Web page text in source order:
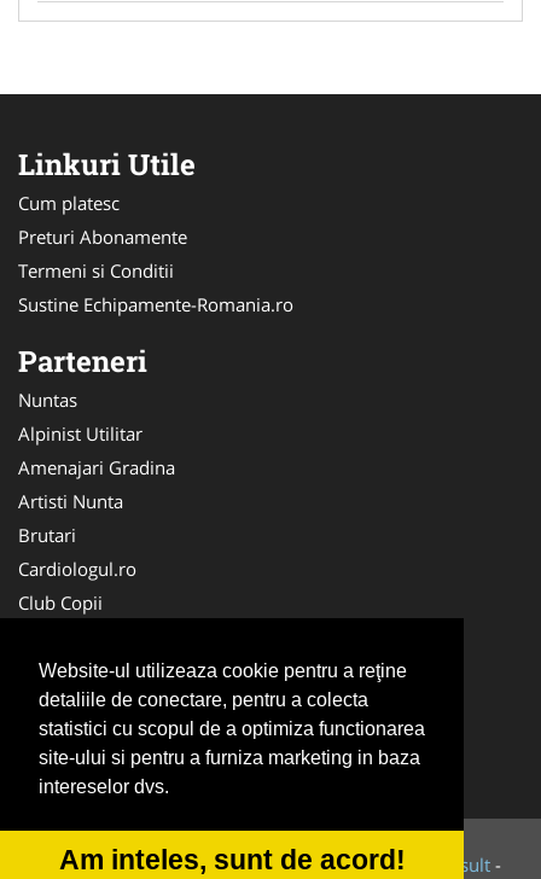
Website-ul utilizeaza cookie pentru a reţine
detaliile de conectare, pentru a colecta
statistici cu scopul de a optimiza functionarea
site-ului si pentru a furniza marketing in baza
intereselor dvs.
Am inteles, sunt de acord!
Linkuri Utile
Cum platesc
Preturi Abonamente
Termeni si Conditii
Sustine Echipamente-Romania.ro
Parteneri
Nuntas
Alpinist Utilitar
Amenajari Gradina
Artisti Nunta
Brutari
Cardiologul.ro
Club Copii
Ambalaje Romania
Cabinet-Individual.ro
CentruInchirieri.ro
Cursuri Romania
© 2014-2026 Powered byVilonMedia&Tokaido Consult -